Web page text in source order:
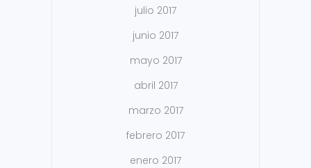
julio 2017
junio 2017
mayo 2017
abril 2017
marzo 2017
febrero 2017
enero 2017